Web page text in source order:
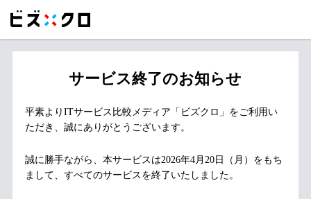
サービス終了のお知らせ
平素よりITサービス比較メディア「ビズクロ」をご利用い
ただき、誠にありがとうございます。
誠に勝手ながら、本サービスは2026年4月20日（月）をもち
まして、すべてのサービスを終了いたしました。